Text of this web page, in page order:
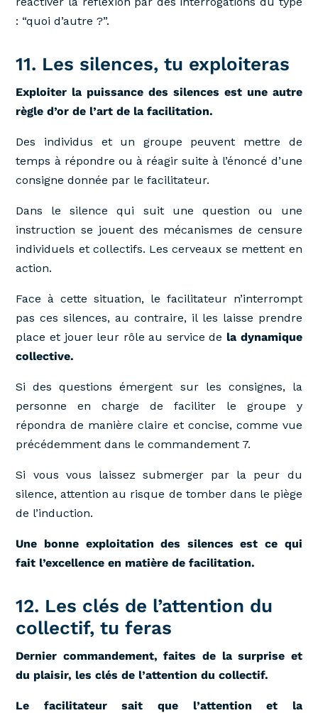
: “quoi d’autre ?”.
11. Les silences, tu exploiteras
Exploiter la puissance des silences est une autre
règle d’or de l’art de la facilitation.
Des individus et un groupe peuvent mettre de
temps à répondre ou à réagir suite à l’énoncé d’une
consigne donnée par le facilitateur.
Dans le silence qui suit une question ou une
instruction se jouent des mécanismes de censure
individuels et collectifs. Les cerveaux se mettent en
action.
Face à cette situation, le facilitateur n’interrompt
pas ces silences, au contraire, il les laisse prendre
place et jouer leur rôle au service de la dynamique
collective.
Si des questions émergent sur les consignes, la
personne en charge de faciliter le groupe y
répondra de manière claire et concise, comme vue
précédemment dans le commandement 7.
Si vous vous laissez submerger par la peur du
silence, attention au risque de tomber dans le piège
de l’induction.
Une bonne exploitation des silences est ce qui
fait l’excellence en matière de facilitation.
12. Les clés de l’attention du
collectif, tu feras
Dernier commandement, faites de la surprise et
du plaisir, les clés de l’attention du collectif.
Le facilitateur sait que l’attention et la